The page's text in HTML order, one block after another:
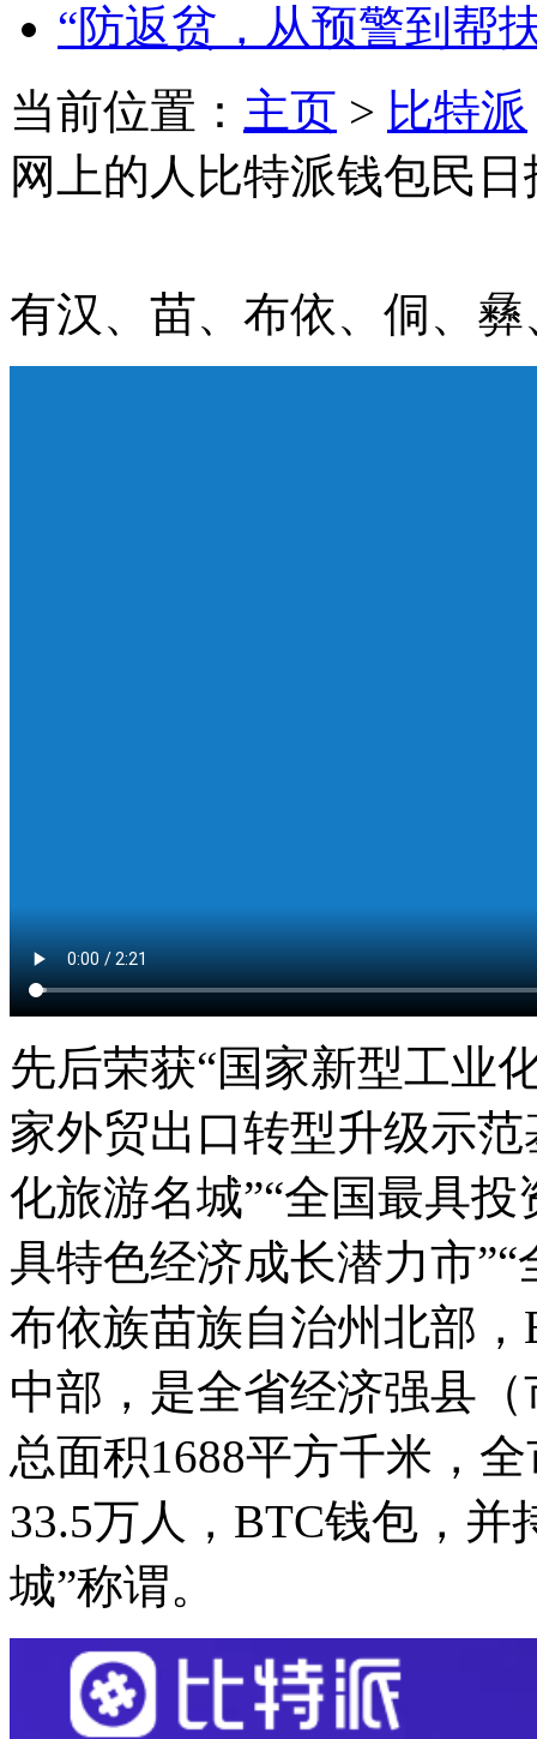
“防返贫，从预警到帮
当前位置： 主页 > 比特派
网上的人比特派钱包民日
有汉、苗、布依、侗、
先后荣获“国家新型工业
家外贸出口转型升级示
化旅游名城”“全国最具
具特色经济成长潜力市
布依族苗族自治州北部
中部，是全省经济强县
总面积1688平方千米，
33.5万人，BTC钱包，并
城”称谓。